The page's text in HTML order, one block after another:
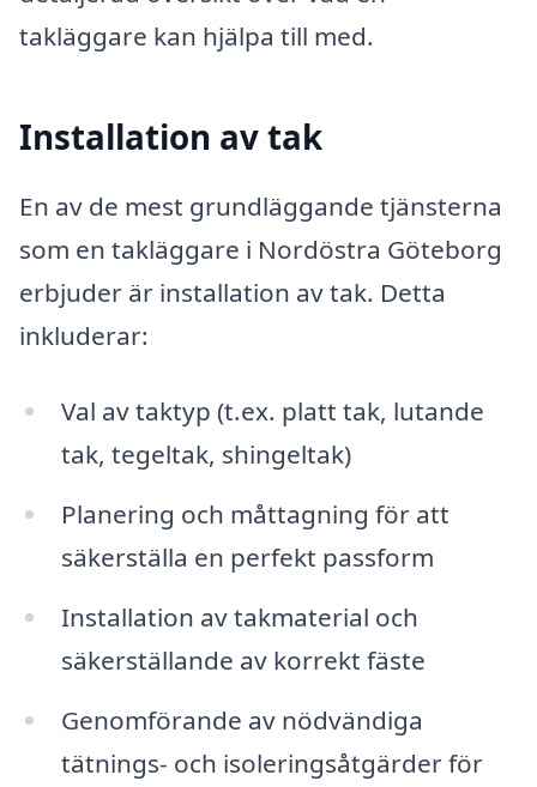
takläggare kan hjälpa till med.
Installation av tak
En av de mest grundläggande tjänsterna
som en takläggare i Nordöstra Göteborg
erbjuder är installation av tak. Detta
inkluderar:
Val av taktyp (t.ex. platt tak, lutande
tak, tegeltak, shingeltak)
Planering och måttagning för att
säkerställa en perfekt passform
Installation av takmaterial och
säkerställande av korrekt fäste
Genomförande av nödvändiga
tätnings- och isoleringsåtgärder för